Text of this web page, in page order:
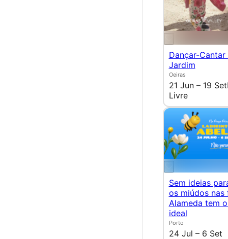
Dançar-
Jardim
Oeiras
21 Jun – 19 Set
Livre
Sem ideias
os miúdos nas
Alameda tem
ideal
Porto
24 Jul – 6 Set